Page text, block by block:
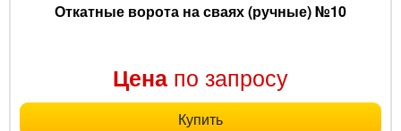
Откатные ворота на сваях (ручные) №10
Цена по запросу
Купить